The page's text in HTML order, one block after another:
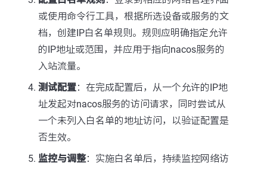
或使用命令行工具，根据所选设备或服务的文
档，创建IP白名单规则。规则应明确指定允许
的IP地址或范围，并应用于指向nacos服务的
入站流量。
测试配置：在完成配置后，从一个允许的IP地
址发起对nacos服务的访问请求，同时尝试从
一个未列入白名单的地址访问，以验证配置是
否生效。
监控与调整：实施白名单后，持续监控网络访